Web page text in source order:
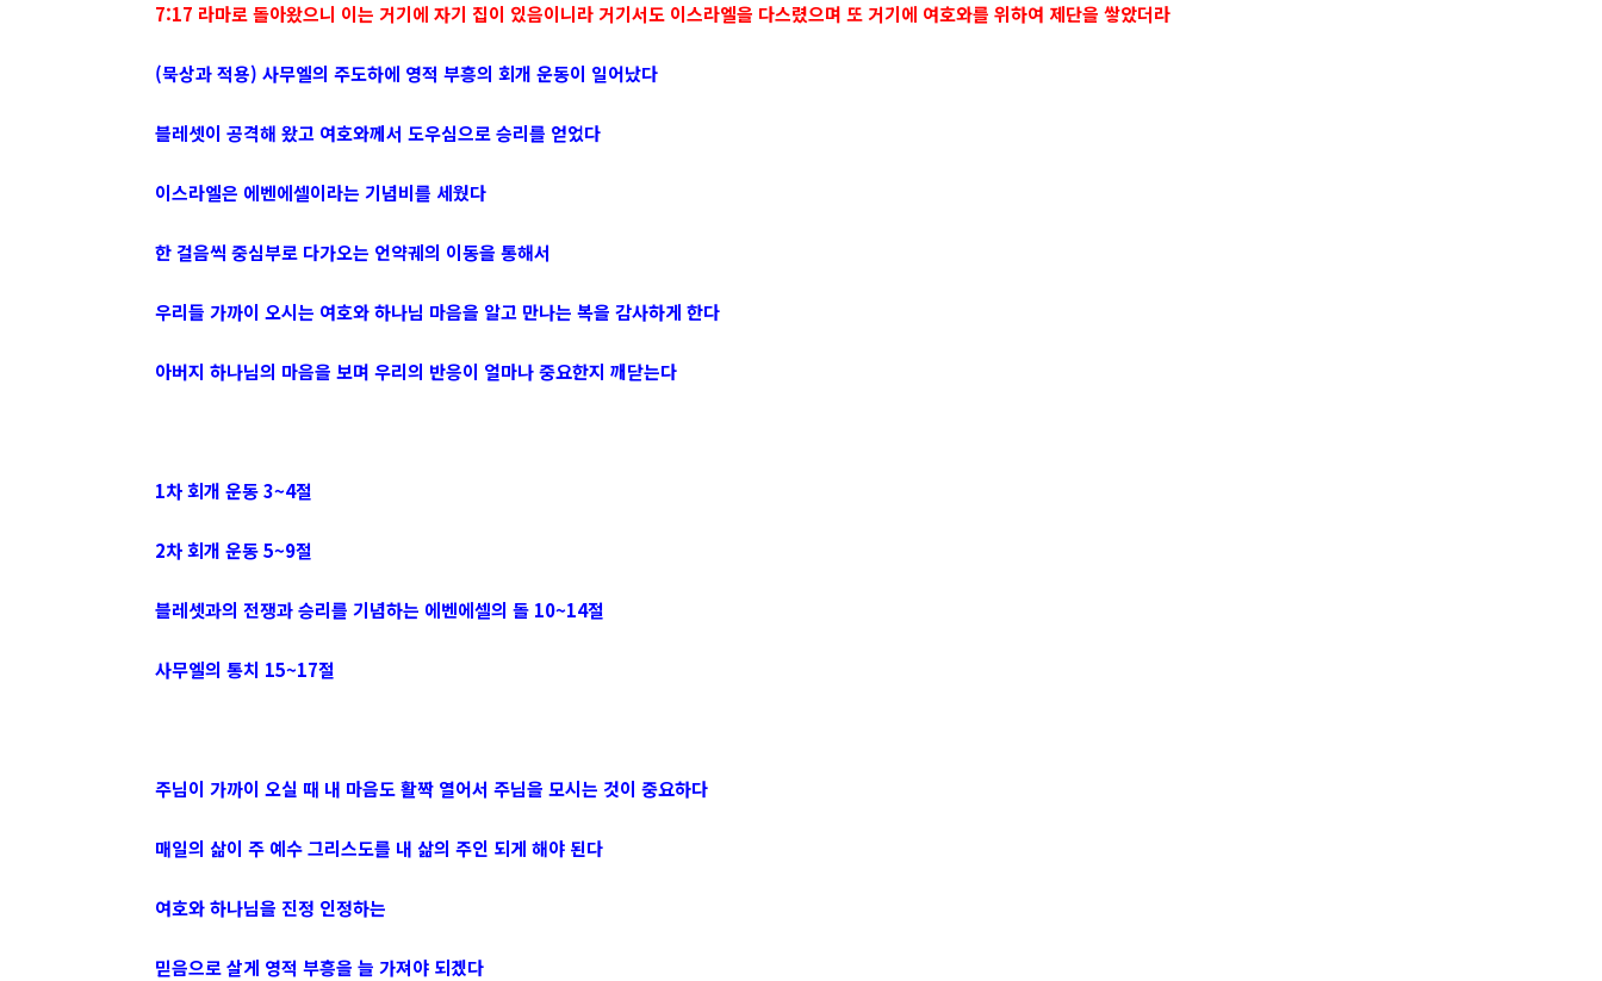
7:17 라마로 돌아왔으니 이는 거기에 자기 집이 있음이니라 거기서도 이스라엘을 다스렸으며 또 거기에 여호와를 위하여 제단을 쌓았더라
(묵상과 적용) 사무엘의 주도하에 영적 부흥의 회개 운동이 일어났다
블레셋이 공격해 왔고 여호와께서 도우심으로 승리를 얻었다
이스라엘은 에벤에셀이라는 기념비를 세웠다
한 걸음씩 중심부로 다가오는 언약궤의 이동을 통해서
우리들 가까이 오시는 여호와 하나님 마음을 알고 만나는 복을 감사하게 한다
아버지 하나님의 마음을 보며 우리의 반응이 얼마나 중요한지 깨닫는다
1차 회개 운동 3~4절
2차 회개 운동 5~9절
블레셋과의 전쟁과 승리를 기념하는 에벤에셀의 돌 10~14절
사무엘의 통치 15~17절
주님이 가까이 오실 때 내 마음도 활짝 열어서 주님을 모시는 것이 중요하다
매일의 삶이 주 예수 그리스도를 내 삶의 주인 되게 해야 된다
여호와 하나님을 진정 인정하는
믿음으로 살게 영적 부흥을 늘 가져야 되겠다